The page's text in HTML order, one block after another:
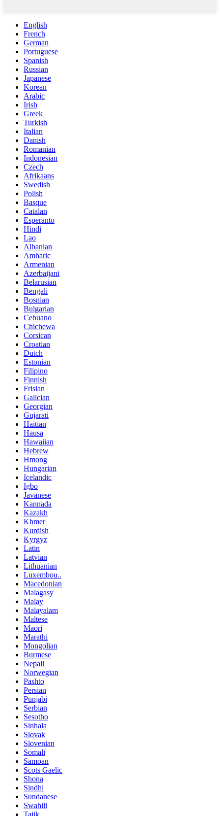
English
French
German
Portuguese
Spanish
Russian
Japanese
Korean
Arabic
Irish
Greek
Turkish
Italian
Danish
Romanian
Indonesian
Czech
Afrikaans
Swedish
Polish
Basque
Catalan
Esperanto
Hindi
Lao
Albanian
Amharic
Armenian
Azerbaijani
Belarusian
Bengali
Bosnian
Bulgarian
Cebuano
Chichewa
Corsican
Croatian
Dutch
Estonian
Filipino
Finnish
Frisian
Galician
Georgian
Gujarati
Haitian
Hausa
Hawaiian
Hebrew
Hmong
Hungarian
Icelandic
Igbo
Javanese
Kannada
Kazakh
Khmer
Kurdish
Kyrgyz
Latin
Latvian
Lithuanian
Luxembou..
Macedonian
Malagasy
Malay
Malayalam
Maltese
Maori
Marathi
Mongolian
Burmese
Nepali
Norwegian
Pashto
Persian
Punjabi
Serbian
Sesotho
Sinhala
Slovak
Slovenian
Somali
Samoan
Scots Gaelic
Shona
Sindhi
Sundanese
Swahili
Tajik